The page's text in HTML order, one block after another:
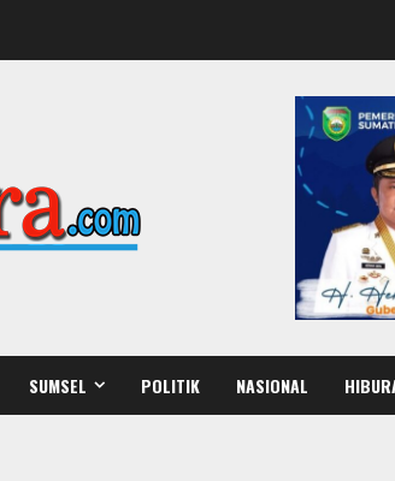
SUMSEL POLITIK NASIONAL